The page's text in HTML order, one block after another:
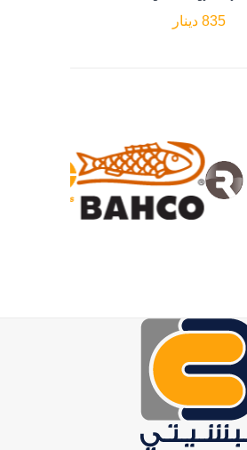
835 دينار